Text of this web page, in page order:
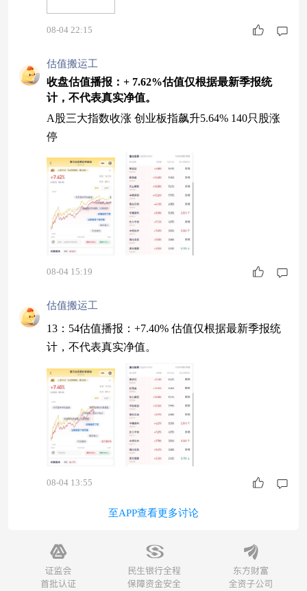
08-04 22:15
估值搬运工
收盘估值播报：+ 7.62%估值仅根据最新季报统
计，不代表真实净值。
A股三大指数收涨 创业板指飙升5.64% 140只股涨
停
08-04 15:19
估值搬运工
13：54估值播报：+7.40% 估值仅根据最新季报统
计，不代表真实净值。
08-04 13:55
至APP查看更多讨论